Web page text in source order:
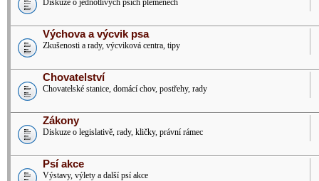
Diskuze o jednotlivých psích plemenech
Výchova a výcvik psa
Zkušenosti a rady, výcviková centra, tipy
Chovatelství
Chovatelské stanice, domácí chov, postřehy, rady
Zákony
Diskuze o legislativě, rady, kličky, právní rámec
Psí akce
Výstavy, výlety a další psí akce